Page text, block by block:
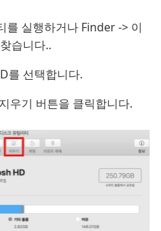
를 실행하거나 Finder -> 이
습니다..
를 선택합니다.
우기 버튼을 클릭합니다.